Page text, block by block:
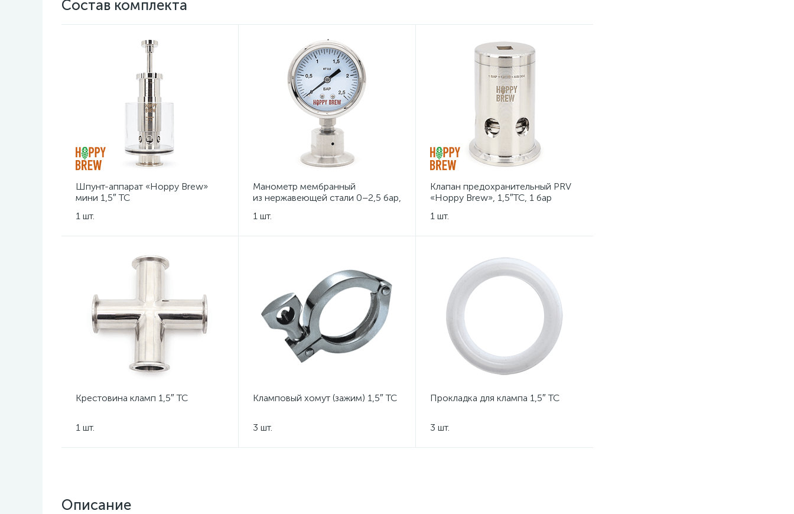
Состав комплекта
Шпунт-аппарат «Hoppy Brew»
мини 1,5″ TC
1 шт.
Манометр мембранный
из нержавеющей стали 0–2,5 бар,
1 шт.
Клапан предохранительный PRV
«Hoppy Brew», 1,5″TC, 1 бар
1 шт.
Крестовина кламп 1,5″ TC
1 шт.
Кламповый хомут (зажим) 1,5″ TC
3 шт.
Прокладка для клампа 1,5″ TC
3 шт.
Описание